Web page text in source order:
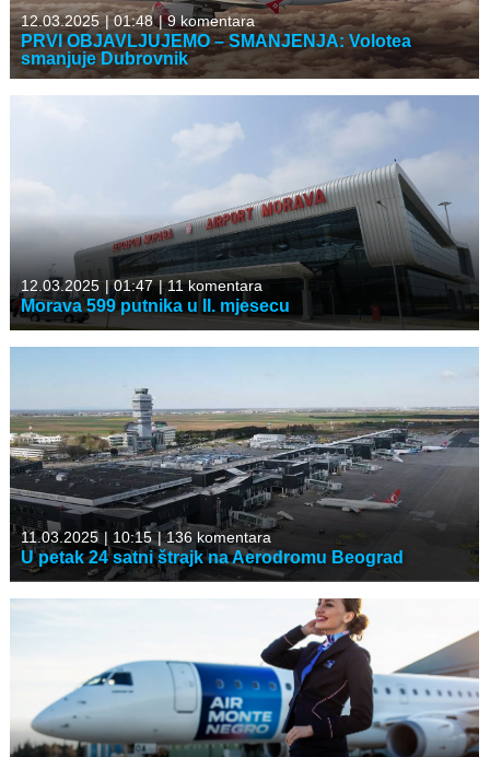
12.03.2025 |01:48 |9 komentara
PRVI OBJAVLJUJEMO – SMANJENJA: Volotea
smanjuje Dubrovnik
12.03.2025 |01:47 |11 komentara
Morava 599 putnika u II. mjesecu
11.03.2025 | 10:15 |136 komentara
U petak 24 satni štrajk na Aerodromu Beograd